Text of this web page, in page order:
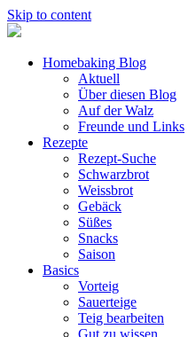
Skip to content
Homebaking Blog
Aktuell
Über diesen Blog
Auf der Walz
Freunde und Links
Rezepte
Rezept-Suche
Schwarzbrot
Weissbrot
Gebäck
Süßes
Snacks
Saison
Basics
Vorteig
Sauerteige
Teig bearbeiten
Gut zu wissen